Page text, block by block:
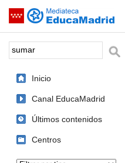
Saltar navegación
Palabra o frase:
Inicio
Canal EducaMadrid
Últimos contenidos
Centros